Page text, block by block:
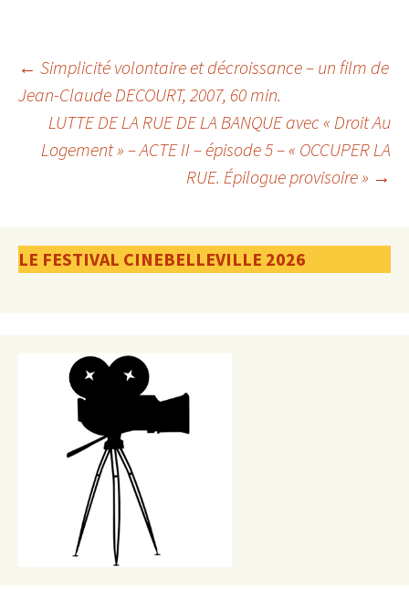
Navigation
des
← Simplicité volontaire et décroissance – un film de
Jean-Claude DECOURT, 2007, 60 min.
LUTTE DE LA RUE DE LA BANQUE avec « Droit Au
Logement » – ACTE II – épisode 5 – « OCCUPER LA
RUE. Épilogue provisoire » →
LE FESTIVAL CINEBELLEVILLE 2026